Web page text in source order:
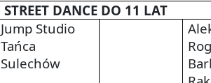
STREET DANCE DO 11 LAT
Jump Studio
Tańca
Sulechów